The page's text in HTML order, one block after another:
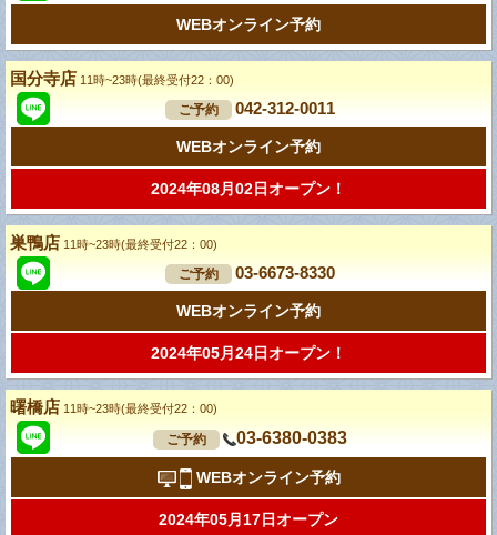
WEBオンライン予約
国分寺店 11時~23時(最終受付22：00)
ご予約 042-312-0011
WEBオンライン予約
2024年08月02日オープン！
巣鴨店 11時~23時(最終受付22：00)
ご予約 03-6673-8330
WEBオンライン予約
2024年05月24日オープン！
曙橋店 11時~23時(最終受付22：00)
ご予約 03-6380-0383
WEBオンライン予約
2024年05月17日オープン